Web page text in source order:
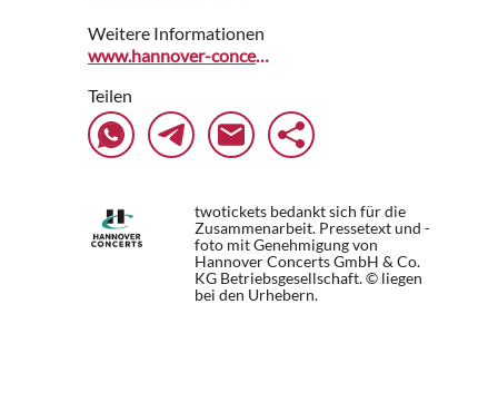
Weitere Informationen
www.hannover-concerts.de
Teilen
twotickets bedankt sich für die
Zusammenarbeit. Pressetext und -
foto mit Genehmigung von
Hannover Concerts GmbH & Co.
KG Betriebsgesellschaft. © liegen
bei den Urhebern.